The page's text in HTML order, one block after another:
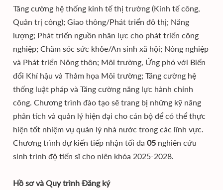
Tăng cường hệ thống kinh tế thị trường (Kinh tế công,
Quản trị công); Giao thông/Phát triển đô thị; Năng
lượng; Phát triển nguồn nhân lực cho phát triển công
nghiệp; Chăm sóc sức khỏe/An sinh xã hội; Nông nghiệp
và Phát triển Nông thôn; Môi trường, Ứng phó với Biến
đổi Khí hậu và Thảm họa Môi trường; Tăng cường hệ
thống luật pháp và Tăng cường năng lực hành chính
công. Chương trình đào tạo sẽ trang bị những kỹ năng
phân tích và quản lý hiện đại cho cán bộ để có thể thực
hiện tốt nhiệm vụ quản lý nhà nước trong các lĩnh vực.
Chương trình dự kiến tiếp nhận tối đa 05 nghiên cứu
sinh trình độ tiến sĩ cho niên khóa 2025-2028.
Hồ sơ và Quy trình Đăng ký